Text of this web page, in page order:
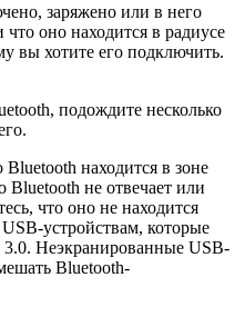
заряжено или в него
оно находится в радиусе
вы хотите его подключить.
подождите несколько
Bluetooth находится в зоне
Bluetooth не отвечает или
что оно не находится
устройствам, которые
Неэкранированные USB-
Bluetooth-